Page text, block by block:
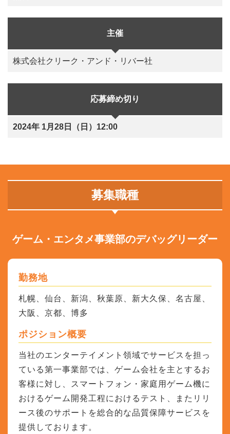
主催
株式会社クリーク・アンド・リバー社
応募締め切り
2024年 1月28日（日）12:00
募集職種
ゲーム・エンタメ事業部のデバッグリーダー
勤務地
札幌、仙台、新潟、秋葉原、新大久保、名古屋、
大阪、京都、博多
ポジション概要
当社のエンターテイメント領域でサービスを担っ
ている第一事業部では、ゲーム会社を主とするお
客様に対し、スマートフォン・家庭用ゲーム機に
おけるゲーム開発工程におけるテスト、またリリ
ース後のサポートを総合的な品質保障サービスを
提供しております。